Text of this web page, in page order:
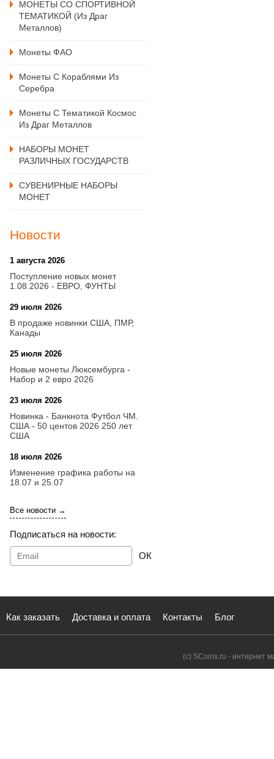
МОНЕТЫ СО СПОРТИВНОЙ
ТЕМАТИКОЙ (из Драг
Металлов)
Монеты ФАО
Монеты С Кораблями Из
Серебра
Монеты С Тематикой Космос
Из Драг Металлов
НАБОРЫ МОНЕТ
РАЗЛИЧНЫХ ГОСУДАРСТВ
СУВЕНИРНЫЕ НАБОРЫ
МОНЕТ
Новости
1 августа 2026
Поступление новых монет
1.08.2026 - ЕВРО, ФУНТЫ
29 июля 2026
В продаже новинки США, ПМР,
Канады
25 июля 2026
Новые монеты Люксембурга -
Набор и 2 евро 2026
23 июля 2026
Новинка - Банкнота Футбол ЧМ.
США - 50 центов 2026 250 лет
США
18 июля 2026
Изменение графика работы на
18.07 и 25.07
Все новости →
Подписаться на новости:
ОК
Как заказать Доставка и оплата Контакты Блог
(с) SCoins.ru - интернет